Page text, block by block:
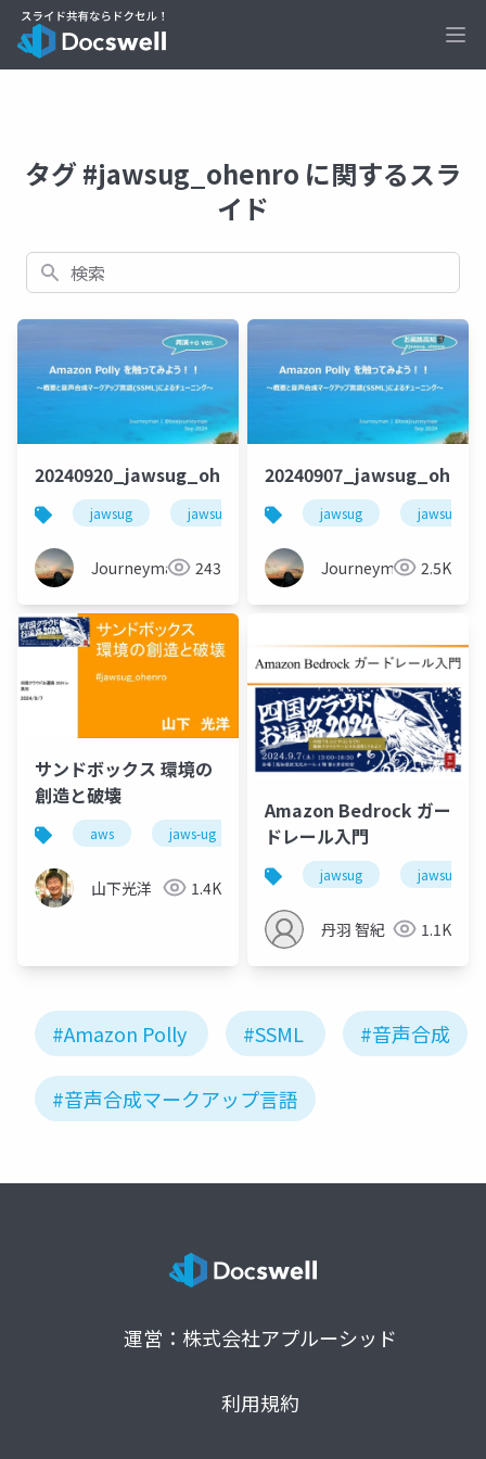
タグ #jawsug_ohenro に関するスラ
イド
検索
jawsug jawsug_ohenro soraacomug
Journeyman 243
jawsug
Journeyman 2.5K
サンドボックス 環境の
創造と破壊
aws jaws-ug jawsug_ohenro
山下光洋 1.4K
Amazon Bedrock ガー
ドレール入門
jawsug
丹羽 智紀 1.1K
#Amazon Polly #SSML #音声合成
#音声合成マークアップ言語
運営：株式会社アプルーシッド
利用規約